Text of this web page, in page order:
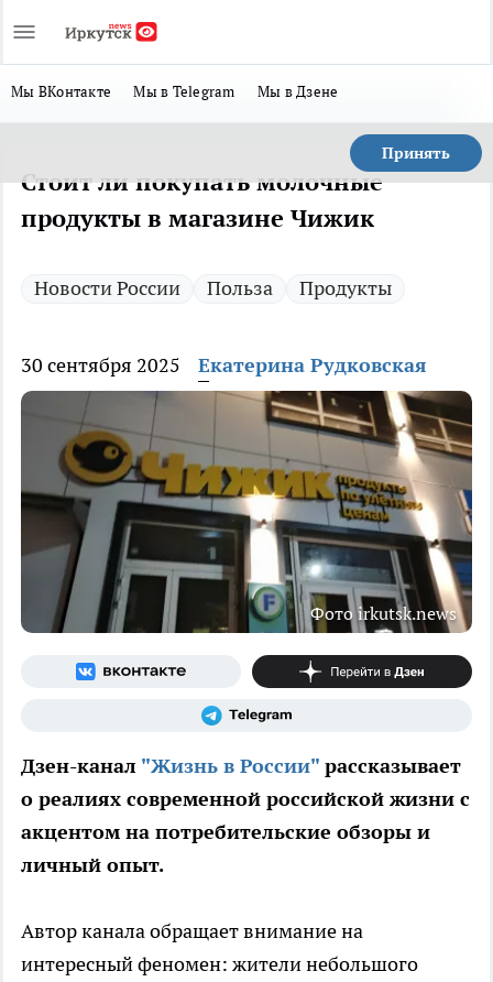
Мы ВКонтакте Мы в Telegram Мы в Дзене
Принять
Стоит ли покупать молочные
продукты в магазине Чижик
Новости России Польза Продукты
30 сентября 2025 Екатерина Рудковская
Фото irkutsk.news
Дзен-канал "Жизнь в России" рассказывает
о реалиях современной российской жизни с
акцентом на потребительские обзоры и
личный опыт.
Автор канала обращает внимание на
интересный феномен: жители небольшого